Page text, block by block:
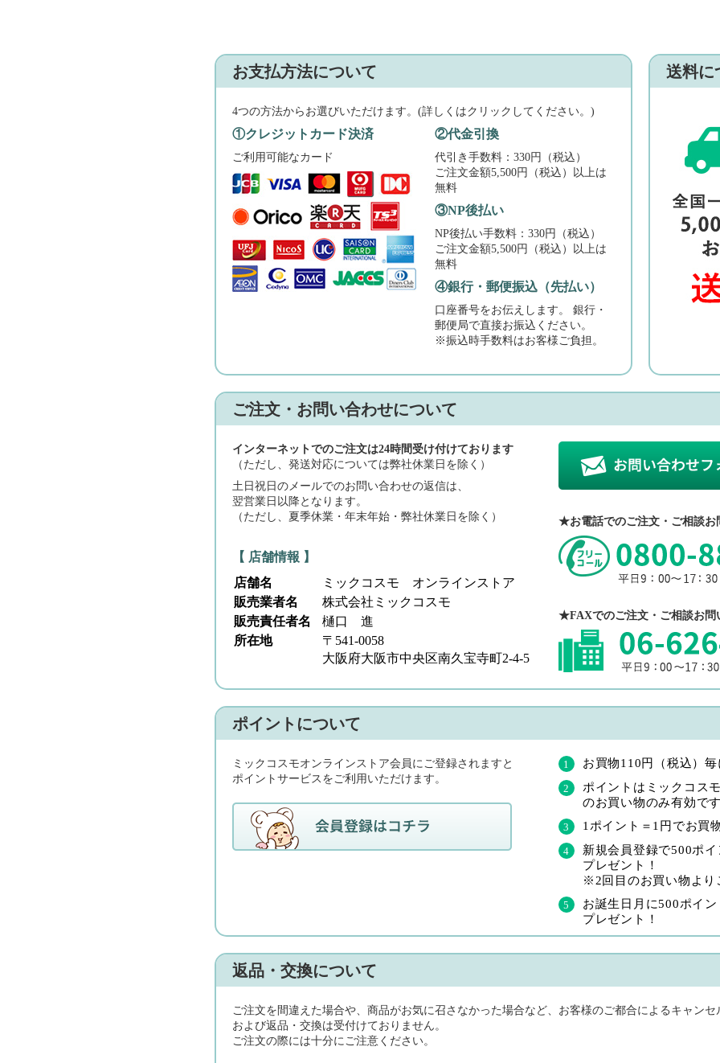
お支払方法について
4つの方法からお選びいただけます。(詳しくはクリックしてください。)
①クレジットカード決済
ご利用可能なカード
②代金引換
代引き手数料：330円（税込）
ご注文金額5,500円（税込）以上は
無料
③NP後払い
NP後払い手数料：330円（税込）
ご注文金額5,500円（税込）以上は
無料
④銀行・郵便振込（先払い）
口座番号をお伝えします。 銀行・
郵便局で直接お振込ください。
※振込時手数料はお客様ご負担。
送料に
ご注文・お問い合わせについて
インターネットでのご注文は24時間受け付けております
（ただし、発送対応については弊社休業日を除く）
土日祝日のメールでのお問い合わせの返信は、
翌営業日以降となります。
（ただし、夏季休業・年末年始・弊社休業日を除く）
【 店舗情報 】
店舗名
ミックコスモ オンラインストア
販売業者名
株式会社ミックコスモ
販売責任者名
樋口 進
所在地
〒541-0058
大阪府大阪市中央区南久宝寺町2-4-5
★お電話でのご注文・ご相談お
★FAXでのご注文・ご相談お問
ポイントについて
ミックコスモオンラインストア会員にご登録されますと
ポイントサービスをご利用いただけます。
お買物110円（税込）
ポイントはミックコス
のお買い物のみ有効で
1ポイント＝1円でお買
新規会員登録で500ポ
プレゼント！
※2回目のお買い物より
お誕生日月に500ポイ
プレゼント！
返品・交換について
ご注文を間違えた場合や、商品がお気に召さなかった場合など、お客様のご都合によるキャンセ
および返品・交換は受付けておりません。
ご注文の際には十分にご注意ください。